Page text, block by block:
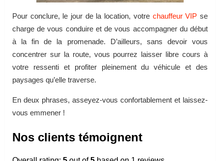
Pour conclure, le jour de la location, votre chauffeur VIP se
charge de vous conduire et de vous accompagner du début
à la fin de la promenade. D’ailleurs, sans devoir vous
concentrer sur la route, vous pourrez laisser libre cours à
votre ressenti et profiter pleinement du véhicule et des
paysages qu’elle traverse.
En deux phrases, asseyez-vous confortablement et laissez-
vous emmener !
Nos clients témoignent